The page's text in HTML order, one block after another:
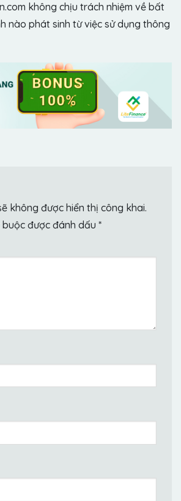
không chịu trách nhiệm về bất
nào phát sinh từ việc sử dụng thông
không được hiển thị công khai.
được đánh dấu *